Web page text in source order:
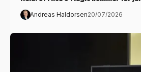
Andreas Haldorsen20/07/2026